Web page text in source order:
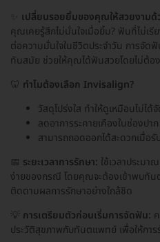
เปลี่ยนรอยยิ้มของคุณให้สวยงาม
คุณเคยรู้สึกไม่มั่นใจเมื่อยิ้ม? ฟันที่ไม่เ
ต่อความมั่นใจในชีวิตประจำวัน การจั
ทันสมัย ช่วยให้คุณได้ฟันสวยโดยไม่ต้อ
🦷 ทำไมต้องเลือก Invisalign?
วัสดุโปร่งใส ทำให้ดูเหมือนไม่ได้
ลดอาการระคายเคืองในช่องปาก
สามารถถอดออกได้สะดวกเมื่อรั
📅 ระยะเวลาการรักษา: ใช้เวลาประม
ง่ายของกรณี โดยคุณจะต้องเข้าพบทั
ติดตามผลการรักษาอย่างใกล้ชิด
💡 การเตรียมตัวก่อนเริ่มการจัดฟัน:
ประวัติสุขภาพกับทันตแพทย์ เพื่อให้การ